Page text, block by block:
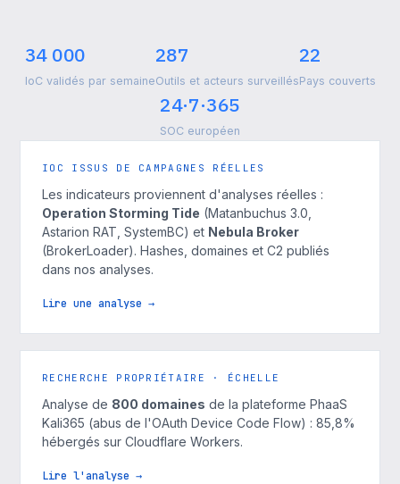
34 000
IoC validés par semaine
287
Outils et acteurs surveillés
22
Pays couverts
24·7·365
SOC européen
IOC ISSUS DE CAMPAGNES RÉELLES
Les indicateurs proviennent d'analyses réelles :
Operation Storming Tide (Matanbuchus 3.0,
Astarion RAT, SystemBC) et Nebula Broker
(BrokerLoader). Hashes, domaines et C2 publiés
dans nos analyses.
Lire une analyse →
RECHERCHE PROPRIÉTAIRE · ÉCHELLE
Analyse de 800 domaines de la plateforme PhaaS
Kali365 (abus de l'OAuth Device Code Flow) : 85,8%
hébergés sur Cloudflare Workers.
Lire l'analyse →